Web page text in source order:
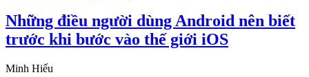
Những điều người dùng Android nên biết
trước khi bước vào thế giới iOS
Minh Hiếu